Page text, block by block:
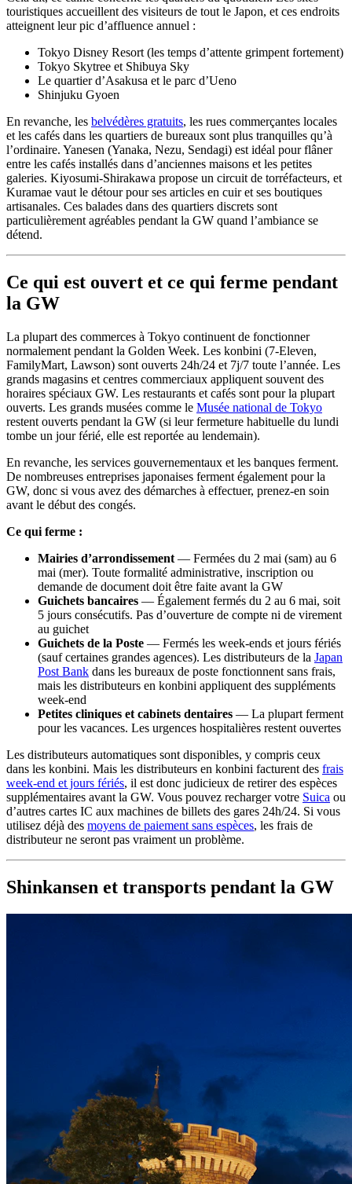
touristiques accueillent des visiteurs de tout le Japon, et ces endroits
atteignent leur pic d’affluence annuel :
Tokyo Disney Resort (les temps d’attente grimpent fortement)
Tokyo Skytree et Shibuya Sky
Le quartier d’Asakusa et le parc d’Ueno
Shinjuku Gyoen
En revanche, les belvédères gratuits, les rues commerçantes locales
et les cafés dans les quartiers de bureaux sont plus tranquilles qu’à
l’ordinaire. Yanesen (Yanaka, Nezu, Sendagi) est idéal pour flâner
entre les cafés installés dans d’anciennes maisons et les petites
galeries. Kiyosumi-Shirakawa propose un circuit de torréfacteurs, et
Kuramae vaut le détour pour ses articles en cuir et ses boutiques
artisanales. Ces balades dans des quartiers discrets sont
particulièrement agréables pendant la GW quand l’ambiance se
détend.
Ce qui est ouvert et ce qui ferme pendant
la GW
La plupart des commerces à Tokyo continuent de fonctionner
normalement pendant la Golden Week. Les konbini (7-Eleven,
FamilyMart, Lawson) sont ouverts 24h/24 et 7j/7 toute l’année. Les
grands magasins et centres commerciaux appliquent souvent des
horaires spéciaux GW. Les restaurants et cafés sont pour la plupart
ouverts. Les grands musées comme le Musée national de Tokyo
restent ouverts pendant la GW (si leur fermeture habituelle du lundi
tombe un jour férié, elle est reportée au lendemain).
En revanche, les services gouvernementaux et les banques ferment.
De nombreuses entreprises japonaises ferment également pour la
GW, donc si vous avez des démarches à effectuer, prenez-en soin
avant le début des congés.
Ce qui ferme :
Mairies d’arrondissement — Fermées du 2 mai (sam) au 6
mai (mer). Toute formalité administrative, inscription ou
demande de document doit être faite avant la GW
Guichets bancaires — Également fermés du 2 au 6 mai, soit
5 jours consécutifs. Pas d’ouverture de compte ni de virement
au guichet
Guichets de la Poste — Fermés les week-ends et jours fériés
(sauf certaines grandes agences). Les distributeurs de la Japan
Post Bank dans les bureaux de poste fonctionnent sans frais,
mais les distributeurs en konbini appliquent des suppléments
week-end
Petites cliniques et cabinets dentaires — La plupart ferment
pour les vacances. Les urgences hospitalières restent ouvertes
Les distributeurs automatiques sont disponibles, y compris ceux
dans les konbini. Mais les distributeurs en konbini facturent des frais
week-end et jours fériés, il est donc judicieux de retirer des espèces
supplémentaires avant la GW. Vous pouvez recharger votre Suica ou
d’autres cartes IC aux machines de billets des gares 24h/24. Si vous
utilisez déjà des moyens de paiement sans espèces, les frais de
distributeur ne seront pas vraiment un problème.
Shinkansen et transports pendant la GW